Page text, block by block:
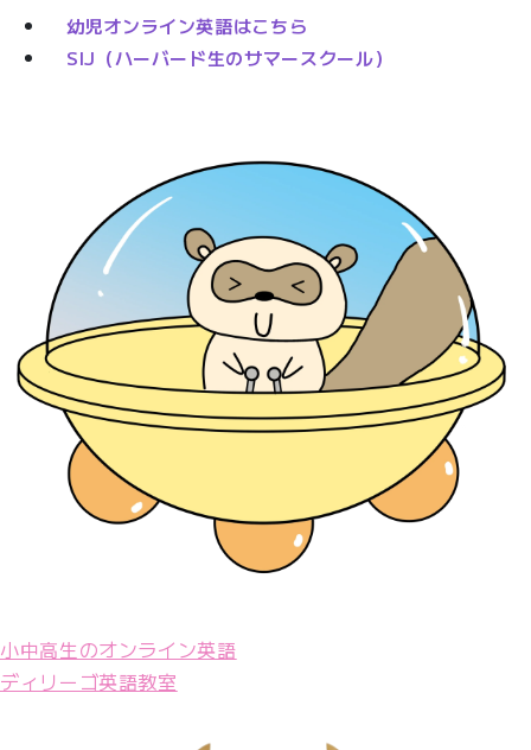
幼児オンライン英語はこちら
SIJ（ハーバード生のサマースクール）
小中高生のオンライン英語
ディリーゴ英語教室